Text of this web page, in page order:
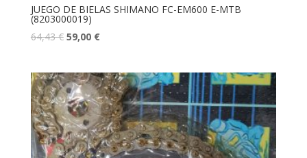
JUEGO DE BIELAS SHIMANO FC-EM600 E-MTB
(8203000019)
64,43€ 59,00 €